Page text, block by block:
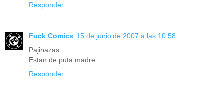
Responder
Fuck Comics 15 de junio de 2007 a las 10:58
Pajinazas.
Estan de puta madre.
Responder